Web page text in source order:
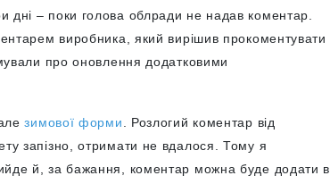
– поки голова облради не надав коментар.
виробника, який вирішив прокоментувати
про оновлення додатковими
зимової форми . Розлогий коментар від
запізно, отримати не вдалося. Тому я
й, за бажання, коментар можна буде додати в